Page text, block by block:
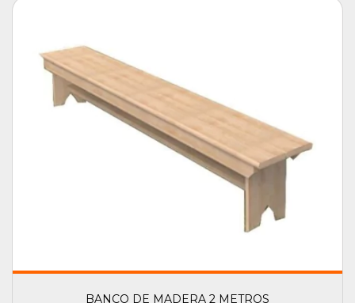
BANCO DE MADERA 2 METROS